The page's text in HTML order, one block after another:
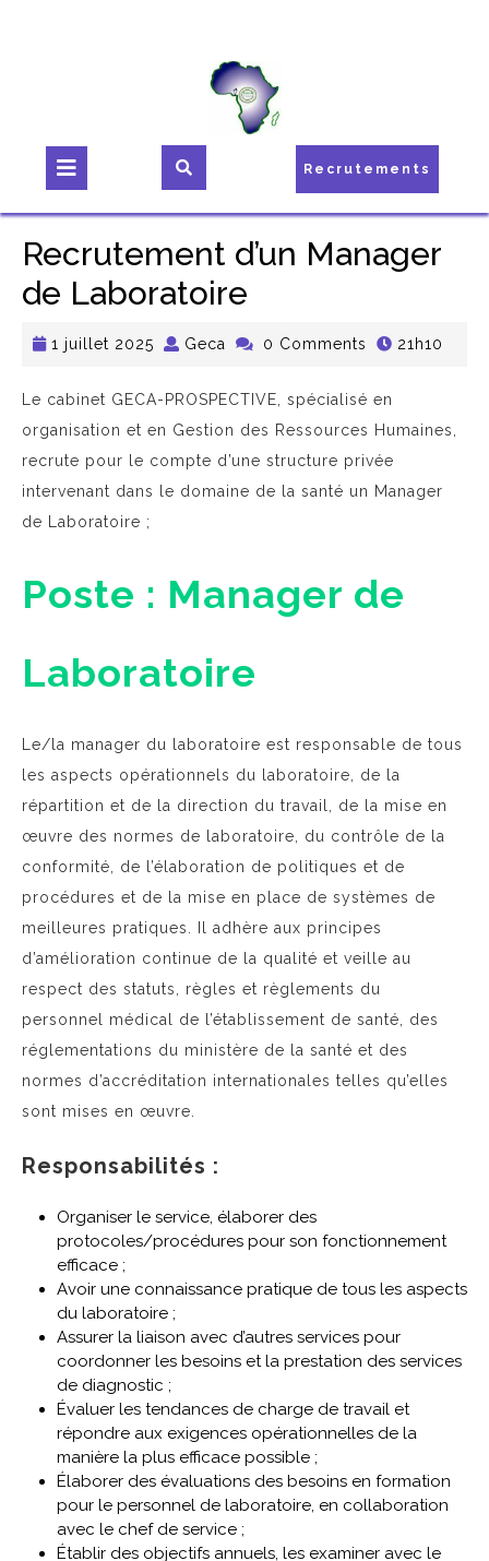
Recrutements
Recrutement d’un Manager
de Laboratoire
1 juillet 2025 Geca 0 Comments 21h10
Le cabinet GECA-PROSPECTIVE, spécialisé en
organisation et en Gestion des Ressources Humaines,
recrute pour le compte d’une structure privée
intervenant dans le domaine de la santé un Manager
de Laboratoire ;
Poste : Manager de
Laboratoire
Le/la manager du laboratoire est responsable de tous
les aspects opérationnels du laboratoire, de la
répartition et de la direction du travail, de la mise en
œuvre des normes de laboratoire, du contrôle de la
conformité, de l’élaboration de politiques et de
procédures et de la mise en place de systèmes de
meilleures pratiques. Il adhère aux principes
d’amélioration continue de la qualité et veille au
respect des statuts, règles et règlements du
personnel médical de l’établissement de santé, des
réglementations du ministère de la santé et des
normes d’accréditation internationales telles qu’elles
sont mises en œuvre.
Responsabilités :
Organiser le service, élaborer des
protocoles/procédures pour son fonctionnement
efficace ;
Avoir une connaissance pratique de tous les aspects
du laboratoire ;
Assurer la liaison avec d’autres services pour
coordonner les besoins et la prestation des services
de diagnostic ;
Évaluer les tendances de charge de travail et
répondre aux exigences opérationnelles de la
manière la plus efficace possible ;
Élaborer des évaluations des besoins en formation
pour le personnel de laboratoire, en collaboration
avec le chef de service ;
Établir des objectifs annuels, les examiner avec le